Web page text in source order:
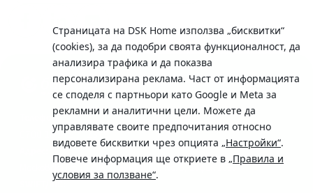
Страницата на DSK Home използва „бисквитки“
(cookies), за да подобри своята функционалност, да
анализира трафика и да показва
персонализирана реклама. Част от информацията
се споделя с партньори като Google и Meta за
рекламни и аналитични цели. Можете да
управлявате своите предпочитания относно
видовете бисквитки чрез опцията „Настройки“.
Повече информация ще откриете в „Правила и
условия за ползване“.
Телефон:
0700 10 375 / *2375
Московска No.19 / ул. Г. Бенковски No. 5, София 1036
SWIFT/BIC: